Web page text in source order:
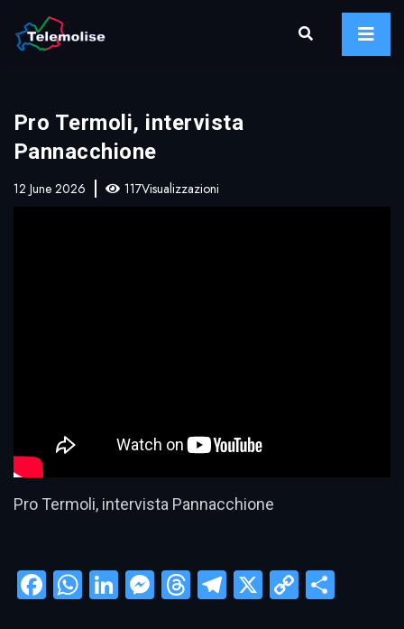
Pro Termoli, intervista
Pannacchione
12 June 2026 117Visualizzazioni
Pro Termoli, intervista Pannacchione
Facebook
WhatsApp
LinkedIn
Messenger
Threads
Telegram
X
Copy